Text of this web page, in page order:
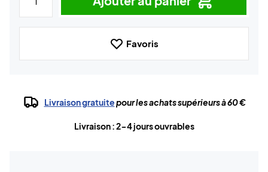
Favoris
Livraison gratuitepour les achats supérieurs à 60 €
Livraison : 2-4 jours ouvrables